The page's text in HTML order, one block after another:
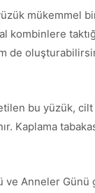
mükemmel
de
bu yüzük, cilt
Kaplama
Anneler